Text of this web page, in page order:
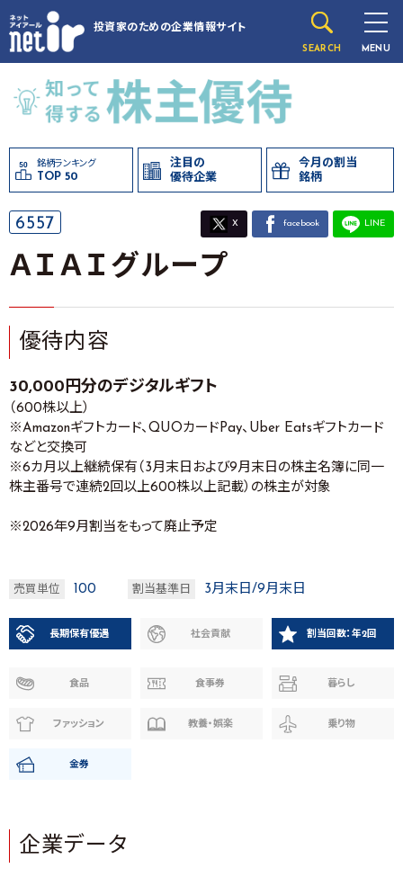
投資家のための企業情報サイト
SEARCH MENU
銘柄ランキング
TOP 50
注目の
優待企業
今月の割当
銘柄
6557 X facebook LINE
ＡＩＡＩグループ
優待内容
30,000円分のデジタルギフト
（600株以上）
※Amazonギフトカード、QUOカードPay、Uber Eatsギフトカード
などと交換可
※6カ月以上継続保有（3月末日および9月末日の株主名簿に同一
株主番号で連続2回以上600株以上記載）の株主が対象
※2026年9月割当をもって廃止予定
売買単位 100 割当基準日 3月末日/9月末日
長期保有優遇 社会貢献 割当回数：年2回
食品 食事券 暮らし
ファッション 教養・娯楽 乗り物
金券
企業データ